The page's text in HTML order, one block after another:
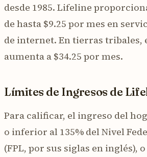
desde 1985. Lifeline
de hasta $9.25 por mes en
de internet. En tierras tribales,
aumenta a $34.25 por mes.
Límites de Ingresos de
Para calificar, el ingreso del
o inferior al 135% del Nivel
(FPL, por sus siglas en inglés),